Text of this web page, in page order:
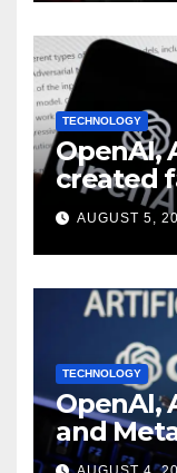
TECHNOLOGY
OpenAI,
created
during
Report
AUGUST 5,
TECHNOLOGY
OpenAI,
and
House